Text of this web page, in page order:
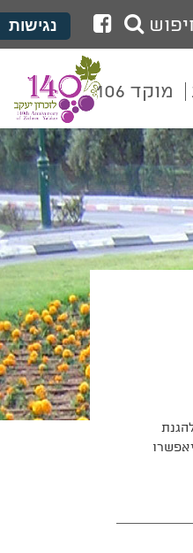
נגישותלעמוד
הפייסבוק
של
מועצת
זכרון
יעקב
מוקד 106